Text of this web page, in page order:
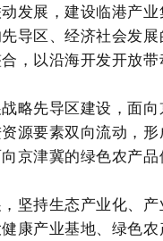
发展，建设临港产
导区、经济社会发
，以沿海开发开放
略先导区建设，面
源要素双向流动，
京津冀的绿色农产
坚持生态产业化、
康产业基地、绿色